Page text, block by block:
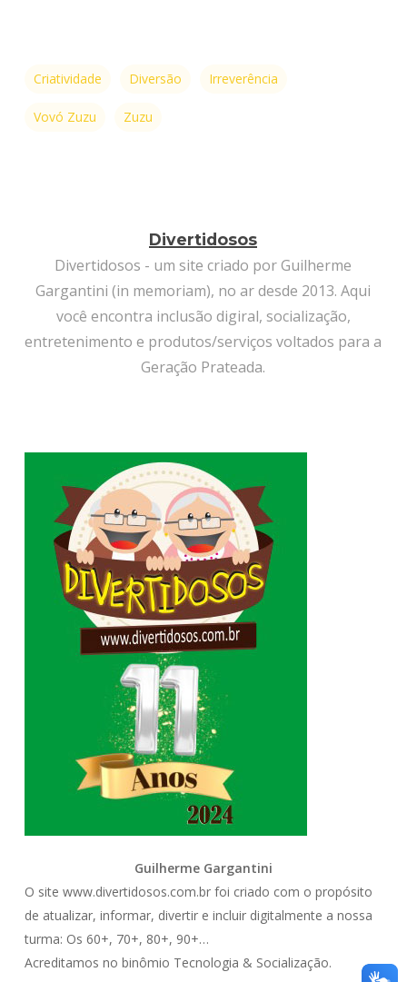
Criatividade Diversão Irreverência
Vovó Zuzu Zuzu
Divertidosos
Divertidosos - um site criado por Guilherme
Gargantini (in memoriam), no ar desde 2013. Aqui
você encontra inclusão digiral, socialização,
entretenimento e produtos/serviços voltados para a
Geração Prateada.
Guilherme Gargantini
O site www.divertidosos.com.br foi criado com o propósito
de atualizar, informar, divertir e incluir digitalmente a nossa
turma: Os 60+, 70+, 80+, 90+…
Acreditamos no binômio Tecnologia & Socialização.